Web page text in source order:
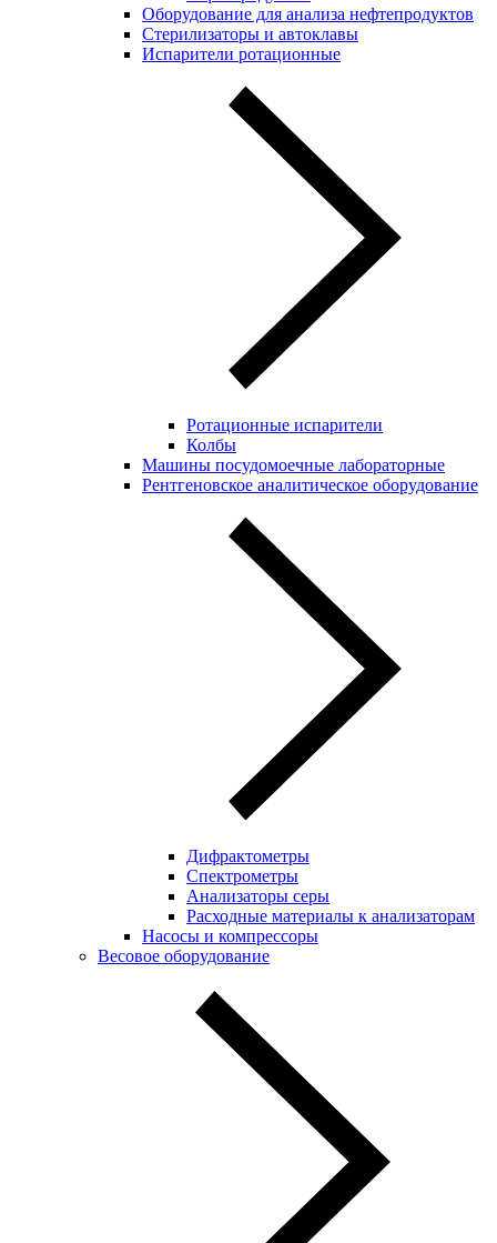
Оборудование для анализа нефтепродуктов
Стерилизаторы и автоклавы
Испарители ротационные
Ротационные испарители
Колбы
Машины посудомоечные лабораторные
Рентгеновское аналитическое оборудование
Дифрактометры
Спектрометры
Анализаторы серы
Расходные материалы к анализаторам
Насосы и компрессоры
Весовое оборудование